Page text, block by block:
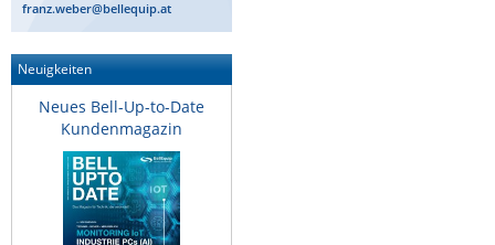
IEC Lock
Ihse
Kerlink
Kramer Electronics
KVM TEC
Legrand
LigoWave
franz.weber@bellequip.at
Neuigkeiten
Neues Bell-Up-to-Date
Kundenmagazin